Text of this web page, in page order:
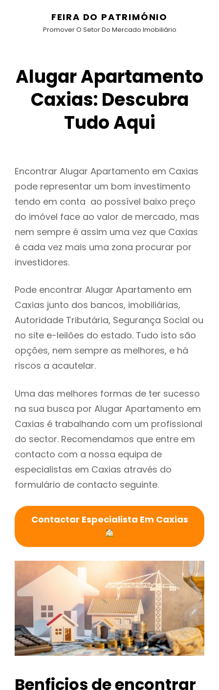
FEIRA DO PATRIMÓNIO
Promover O Setor Do Mercado Imobiliário
Alugar Apartamento
Caxias: Descubra
Tudo Aqui
Encontrar Alugar Apartamento em Caxias
pode representar um bom investimento
tendo em conta ao possível baixo preço
do imóvel face ao valor de mercado, mas
nem sempre é assim uma vez que Caxias
é cada vez mais uma zona procurar por
investidores.
Pode encontrar Alugar Apartamento em
Caxias junto dos bancos, imobiliárias,
Autoridade Tributária, Segurança Social ou
no site e-leilões do estado. Tudo isto são
opções, nem sempre as melhores, e há
riscos a acautelar.
Uma das melhores formas de ter sucesso
na sua busca por Alugar Apartamento em
Caxias é trabalhando com um profissional
do sector. Recomendamos que entre em
contacto com a nossa equipa de
especialistas em Caxias através do
formulário de contacto seguinte.
Contactar Especialista Em Caxias
Benficios de encontrar